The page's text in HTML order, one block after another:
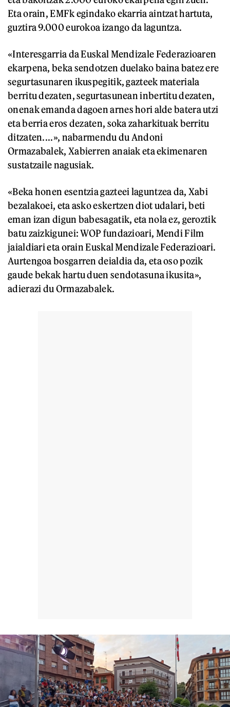
Eta orain, EMFk egindako ekarria aintzat hartuta,
guztira 9.000 eurokoa izango da laguntza.
«Interesgarria da Euskal Mendizale Federazioaren
ekarpena, beka sendotzen duelako baina batez ere
segurtasunaren ikuspegitik, gazteek materiala
berritu dezaten, segurtasunean inbertitu dezaten,
onenak emanda dagoen arnes hori alde batera utzi
eta berria eros dezaten, soka zaharkituak berritu
ditzaten....», nabarmendu du Andoni
Ormazabalek, Xabierren anaiak eta ekimenaren
sustatzaile nagusiak.
«Beka honen esentzia gazteei laguntzea da, Xabi
bezalakoei, eta asko eskertzen diot udalari, beti
eman izan digun babesagatik, eta nola ez, geroztik
batu zaizkigunei: WOP fundazioari, Mendi Film
jaialdiari eta orain Euskal Mendizale Federazioari.
Aurtengoa bosgarren deialdia da, eta oso pozik
gaude bekak hartu duen sendotasuna ikusita»,
adierazi du Ormazabalek.